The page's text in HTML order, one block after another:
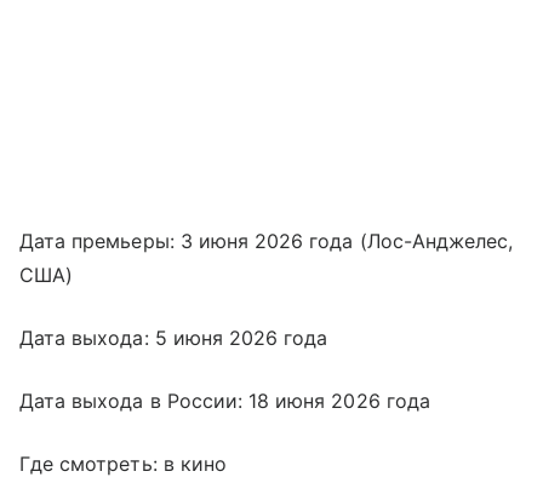
Дата премьеры: 3 июня 2026 года (Лос-Анджелес,
США)
Дата выхода: 5 июня 2026 года
Дата выхода в России: 18 июня 2026 года
Где смотреть: в кино